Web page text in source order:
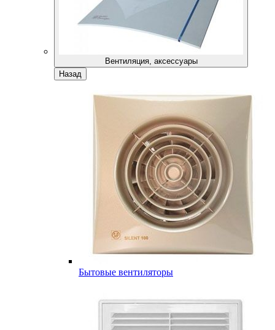
Вентиляция, аксессуары
Назад
Бытовые вентиляторы